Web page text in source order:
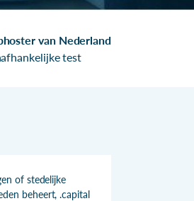
van Nederland
test
of stedelijke
beheert, .capital